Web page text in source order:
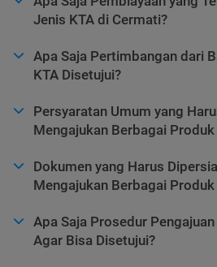
Jenis KTA di Cermati?
Apa Saja Pertimbangan dari
KTA Disetujui?
Persyaratan Umum yang
Mengajukan Berbagai
Dokumen yang Harus
Mengajukan Berbagai
Apa Saja Prosedur
Agar Bisa Disetujui?